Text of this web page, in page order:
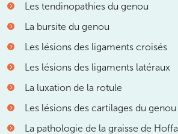
Les tendinopathies du genou
La bursite du genou
Les lésions des ligaments croisés
Les lésions des ligaments latéraux
La luxation de la rotule
Les lésions des cartilages du genou
La pathologie de la graisse de Hoffa
Prenez RDV sur
Prenez RDV sur
IK PARIS 17 – VILLIERS
68 Av. de Villiers 75017 Paris
68 Av. de Villiers 75017 Paris
01 44 90 90 40